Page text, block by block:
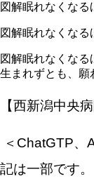
図解眠れなくな
図解眠れなくな
図解眠れなくな
生まれずとも、願
【西新潟中央
＜ChatGTP、
記は一部です。